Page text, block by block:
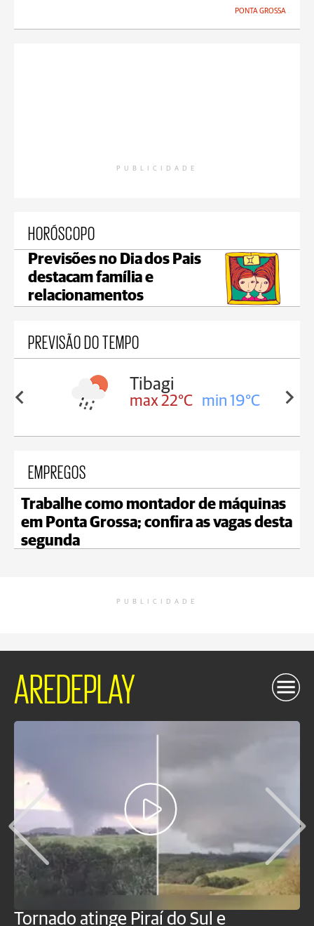
PONTA GROSSA
PUBLICIDADE
HORÓSCOPO
Previsões no Dia dos Pais
destacam família e
relacionamentos
PREVISÃO DO TEMPO
18°C
Tibagi
max 22°C min 19°C
EMPREGOS
Trabalhe como montador de máquinas
em Ponta Grossa; confira as vagas desta
segunda
PUBLICIDADE
AREDEPLAY
Tornado atinge Piraí do Sul e